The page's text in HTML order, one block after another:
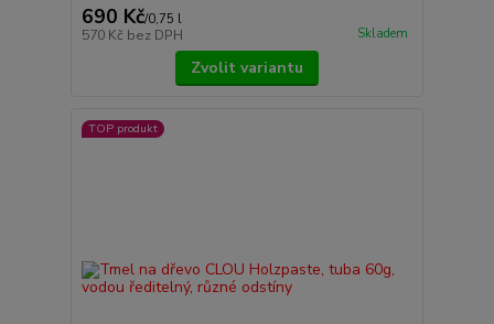
690 Kč/0,75 l
570 Kč bez DPH Skladem
Zvolit variantu
TOP produkt